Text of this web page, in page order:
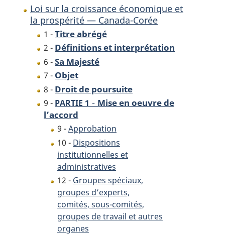
Loi sur la croissance économique et
la prospérité — Canada-Corée
1 -Titre abrégé
2 - Définitions et interprétation
6 -Sa Majesté
7 - Objet
8 - Droit de poursuite
9 - PARTIE 1 - Mise en oeuvre de
l’accord
9 -Approbation
10 - Dispositions
institutionnelles et
administratives
12 - Groupes spéciaux,
groupes d’experts,
comités, sous-comités,
groupes de travail et autres
organes